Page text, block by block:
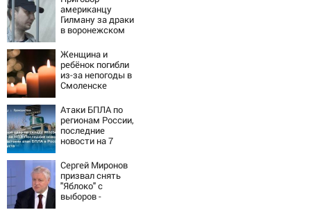
американцу
Гилману за драки
в воронежском
потребовали
ужесточить -
Новости на
Вести.ru
Женщина и
ребёнок погибли
из-за непогоды в
Смоленске
Атаки БПЛА по
регионам России,
последние
новости на 7
последствия,
атаки на склады
Wildberries,
состояние
пострадавших
Сергей Миронов
призвал снять
"Яблоко" с
выборов -